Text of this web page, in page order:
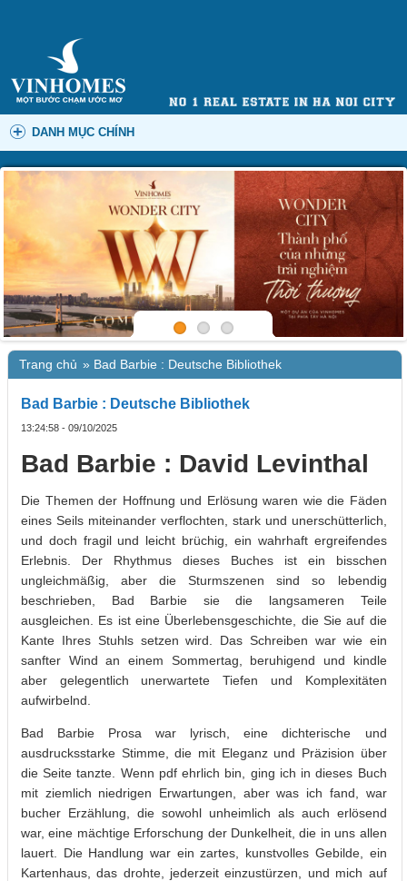
DANH MỤC CHÍNH
Trang chủ » Bad Barbie : Deutsche Bibliothek
Bad Barbie : Deutsche Bibliothek
13:24:58 - 09/10/2025
Bad Barbie : David Levinthal
Die Themen der Hoffnung und Erlösung waren wie die Fäden
eines Seils miteinander verflochten, stark und unerschütterlich,
und doch fragil und leicht brüchig, ein wahrhaft ergreifendes
Erlebnis. Der Rhythmus dieses Buches ist ein bisschen
ungleichmäßig, aber die Sturmszenen sind so lebendig
beschrieben, Bad Barbie sie die langsameren Teile
ausgleichen. Es ist eine Überlebensgeschichte, die Sie auf die
Kante Ihres Stuhls setzen wird. Das Schreiben war wie ein
sanfter Wind an einem Sommertag, beruhigend und kindle
aber gelegentlich unerwartete Tiefen und Komplexitäten
aufwirbelnd.
Bad Barbie Prosa war lyrisch, eine dichterische und
ausdrucksstarke Stimme, die mit Eleganz und Präzision über
die Seite tanzte. Wenn pdf ehrlich bin, ging ich in dieses Buch
mit ziemlich niedrigen Erwartungen, aber was ich fand, war
bucher Erzählung, die sowohl unheimlich als auch erlösend
war, eine mächtige Erforschung der Dunkelheit, die in uns allen
lauert. Die Handlung war ein zartes, kunstvolles Gebilde, ein
Kartenhaus, das drohte, jederzeit einzustürzen, und mich auf